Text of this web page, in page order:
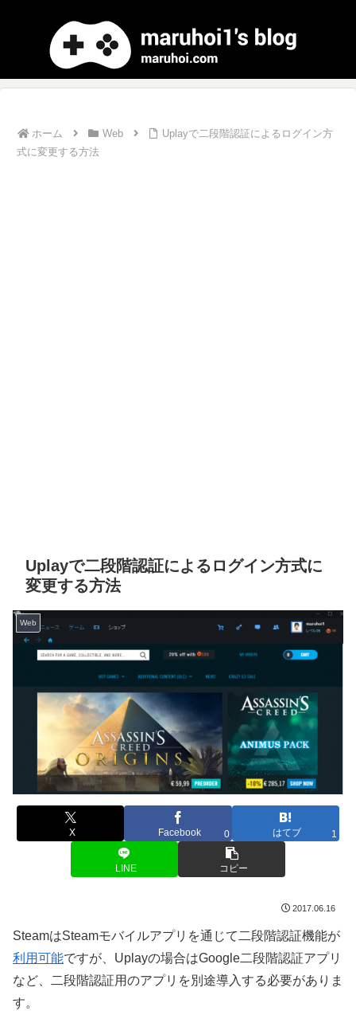
ホーム Web
Uplayで二段階認証によるログイン方
式に変更する方法
Uplayで二段階認証によるログイン方式に
変更する方法
Web
X Facebook 0 はてブ 1
LINE コピー
2017.06.16
SteamはSteamモバイルアプリを通じて二段階認証機能が
利用可能ですが、Uplayの場合はGoogle二段階認証アプリ
など、二段階認証用のアプリを別途導入する必要がありま
す。